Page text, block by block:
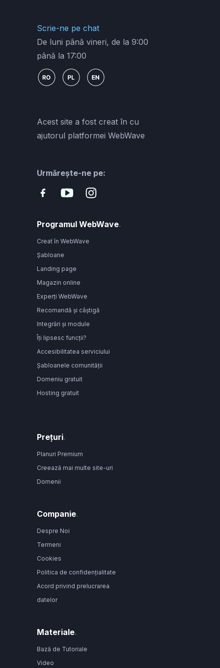
Programul WebWave.
Creat în WebWave
Șabloane
Landing page
Magazin online
Experți WebWave
Recomandă și câștigă
Integrări și module
Îți lipsesc funcții?
Accesibilitatea serviciului
Șabloanele comunității
Domeniu gratuit
Hosting gratuit
Companie.
Despre Noi
Termeni
Cookies
Politica de confidențialitate
Acord privind prelucrarea
datelor
Materiale.
Bază de Tutoriale
Video
Prețuri.
Planuri Premium
Creează mai multe site-uri
Domenii
Scrie-ne pe chat
De luni până vineri, de la 9:00
până la 17:00
Acest site a fost creat în cu
ajutorul platformei WebWave
Urmărește-ne pe: